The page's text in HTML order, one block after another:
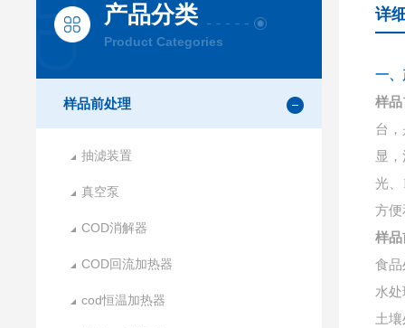
产品分类
Product Categories
样品前处理
抽滤装置
真空泵
COD消解器
COD回流加热器
cod恒温加热器
详
一、
样
台
显
光
方
样
食
水
土